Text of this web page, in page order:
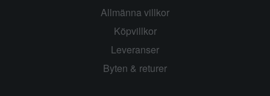
Allmänna villkor
Köpvillkor
Leveranser
Byten & returer